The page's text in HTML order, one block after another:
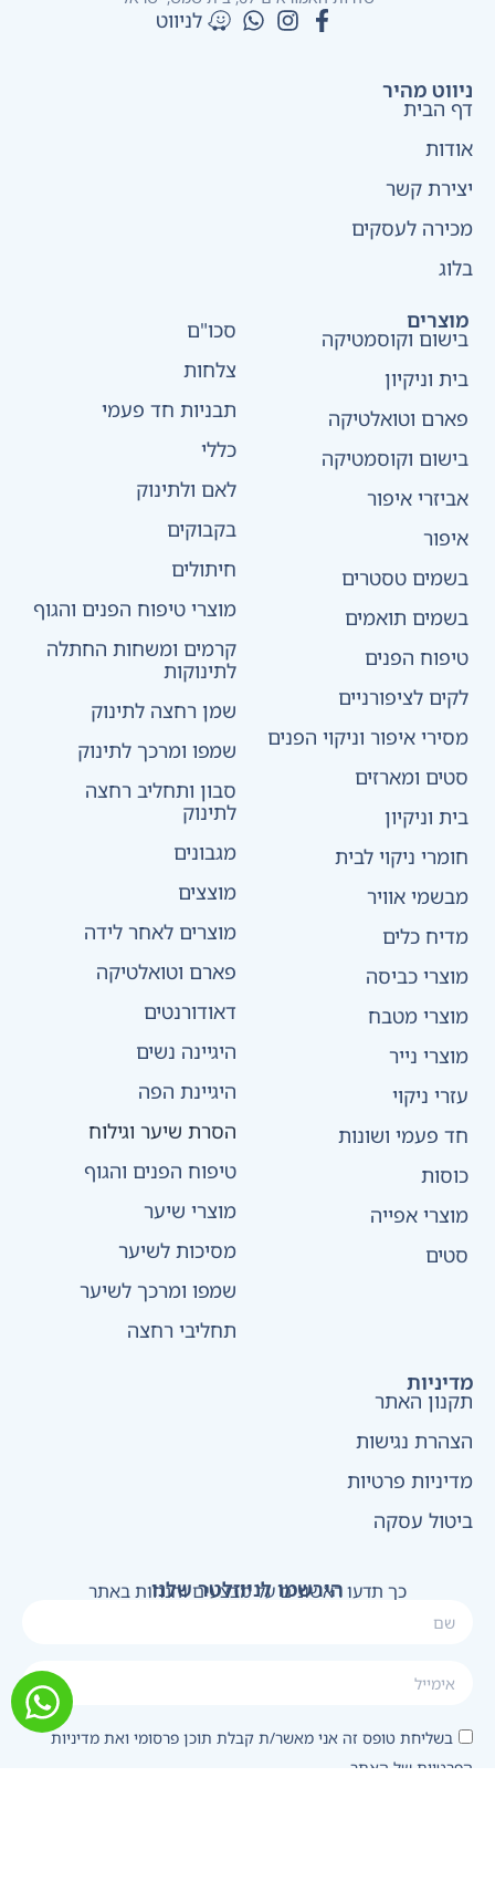
לניווט
ניווט מהיר
דף הבית
אודות
יצירת קשר
מכירה לעסקים
בלוג
מוצרים
בישום וקוסמטיקה
בית וניקיון
פארם וטואלטיקה
בישום וקוסמטיקה
אביזרי איפור
איפור
בשמים טסטרים
בשמים תואמים
טיפוח הפנים
לקים לציפורניים
מסירי איפור וניקוי הפנים
סטים ומארזים
בית וניקיון
חומרי ניקוי לבית
מבשמי אוויר
מדיח כלים
מוצרי כביסה
מוצרי מטבח
מוצרי נייר
עזרי ניקוי
חד פעמי ושונות
כוסות
מוצרי אפייה
סטים
סכו"ם
צלחות
תבניות חד פעמי
כללי
לאם ולתינוק
בקבוקים
חיתולים
מוצרי טיפוח הפנים והגוף
קרמים ומשחות החתלה
לתינוקות
שמן רחצה לתינוק
שמפו ומרכך לתינוק
סבון ותחליב רחצה
לתינוק
מגבונים
מוצצים
מוצרים לאחר לידה
פארם וטואלטיקה
דאודורנטים
היגיינה נשים
היגיינת הפה
הסרת שיער וגילוח
טיפוח הפנים והגוף
מוצרי שיער
מסיכות לשיער
שמפו ומרכך לשיער
תחליבי רחצה
מדיניות
תקנון האתר
הצהרת נגישות
מדיניות פרטיות
ביטול עסקה
הירשמו לניוזלטר שלנו
כך תדעו ראשונים על מבצעים והנחות באתר
בשליחת טופס זה אני מאשר/ת קבלת תוכן פרסומי ואת מדיניות
הפרטיות של האתר